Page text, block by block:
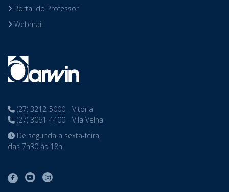
Portal do Professor
Webmail
(27) 3212-5000 - Vitória
(27) 3061-4400 - Vila Velha
De segunda a sexta-feira,
das 7h30 às 18h